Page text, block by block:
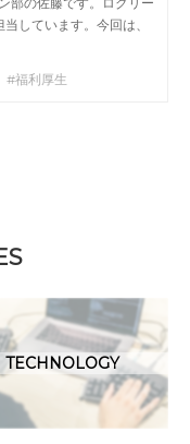
しています。今回は、
福利厚生
TECHNOLOGY